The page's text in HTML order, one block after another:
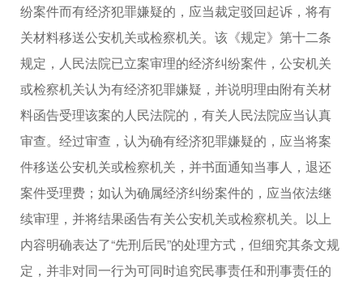
纷案件而有经济犯罪嫌疑的，应当裁定驳回起诉，将有
关材料移送公安机关或检察机关。该《规定》第十二条
规定，人民法院已立案审理的经济纠纷案件，公安机关
或检察机关认为有经济犯罪嫌疑，并说明理由附有关材
料函告受理该案的人民法院的，有关人民法院应当认真
审查。经过审查，认为确有经济犯罪嫌疑的，应当将案
件移送公安机关或检察机关，并书面通知当事人，退还
案件受理费；如认为确属经济纠纷案件的，应当依法继
续审理，并将结果函告有关公安机关或检察机关。以上
内容明确表达了“先刑后民”的处理方式，但细究其条文规
定，并非对同一行为可同时追究民事责任和刑事责任的